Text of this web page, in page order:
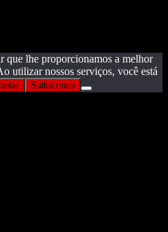
que lhe proporcionamos a melhor
utilizar nossos serviços, você está
Saiba mais